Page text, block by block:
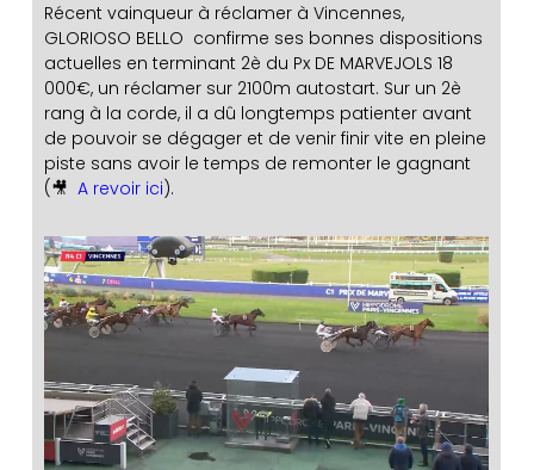
Récent vainqueur à réclamer à Vincennes,
GLORIOSO BELLO confirme ses bonnes dispositions
actuelles en terminant 2è du Px DE MARVEJOLS 18
000€, un réclamer sur 2100m autostart. Sur un 2è
rang à la corde, il a dû longtemps patienter avant
de pouvoir se dégager et de venir finir vite en pleine
piste sans avoir le temps de remonter le gagnant
(🎥 A revoir ici).